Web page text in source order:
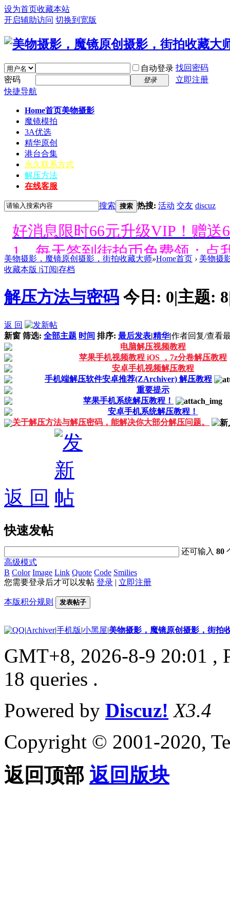
设为首页收藏本站
开启辅助访问 切换到宽版
自动登录 找回密码
密码
登录
立即注册
快捷导航
Home首页美物摄影
魔镜模拍
3A优选
精华原创
港台合集
永久联系方式
解压方法
在线客服
搜索 搜索 热搜: 活动 交友 discuz
好消息限时66元升级VIP！赠
1、每天签到街拍币免费领；点
1、每天签到街拍币免费领；点
好消息限时66元升级VIP！赠
1、每天签到街拍币免费领；点
好消息限时66元升级VIP！赠
1、每天签到街拍币免费领；点
好消息限时66元升级VIP！赠
1、每天签到街拍币免费领；点
好消息限时66元升级VIP！赠
1、每天签到街拍币免费领；点
美物摄影，魔镜原创摄影，街拍收藏大师»Home首页 › 美物摄
收藏本版 |订阅|存档
解压方法与密码 今日: 0|主题: 8
返 回
新窗 筛选: 全部主题 时间 排序: 最后发表|精华|作者回复/查看
电脑解压视频教程
苹果手机视频教程 iOS ，7z分卷解压教程
安卓手机视频解压教程
手机端解压软件安卓推荐(ZArchiver) 解压教程
重要提示
苹果手机系统解压教程！
安卓手机系统解压教程！
关于解压方法与解压密码，能解决你大部分解压问题。
返 回
快速发帖
还可输入80
高级模式
B Color Image Link Quote Code Smilies
您需要登录后才可以发帖 登录 | 立即注册
本版积分规则 发表帖子
|Archiver|手机版|小黑屋|美物摄影，魔镜原创摄影，街拍
GMT+8, 2026-8-9 20:01 ,
18 queries .
Powered by Discuz! X3.4
Copyright © 2001-2020,
返回顶部 返回版块